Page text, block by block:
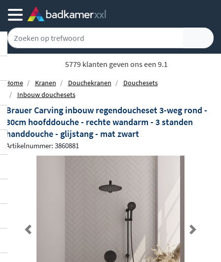
5779 klanten geven ons een 9.1
Home Kranen Douchekranen
Douchesets
Inbouw douchesets
Brauer Carving inbouw regendoucheset 3-weg rond -
30cm hoofddouche - rechte wandarm - 3 standen
handdouche - glijstang - mat zwart
Artikelnummer: 3860881
Previous Next